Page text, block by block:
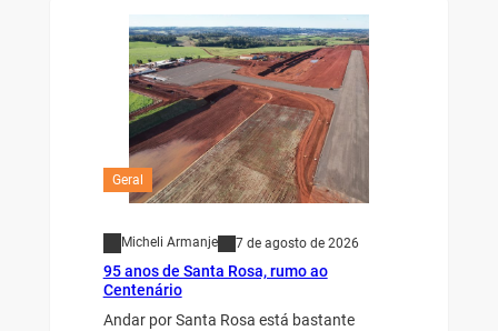
Geral
Micheli Armanje 7 de agosto de 2026
95 anos de Santa Rosa, rumo ao
Centenário
Andar por Santa Rosa está bastante